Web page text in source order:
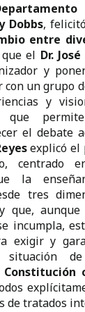
Dobbs,
entre
el Dr.
y
un grupo
y
el debate
explicó el
centrado
la
tres
que, aunque
incumpla,
exigir y
situación
de tratados